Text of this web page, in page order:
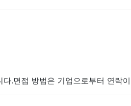
.면접 방법은 기업으로부터 연락